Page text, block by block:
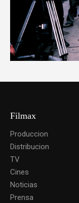
Filmax
Produccion
Distribucion
TV
Cines
Noticias
Prensa